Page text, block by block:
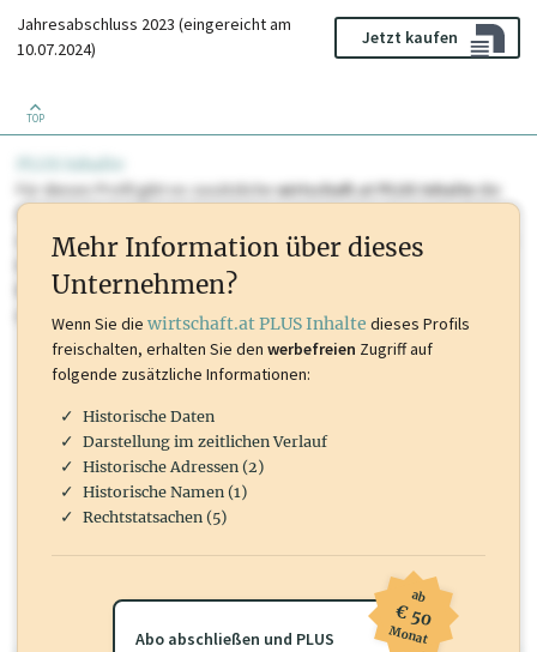
Jahresabschluss 2023 (eingereicht am
10.07.2024)
Jetzt kaufen
TOP
PLUS Inhalte
Für dieses Profil gibt es zusätzlichewirtschaft.at PLUS Inhaltedie
Sie momentan nicht einsehen können. Schalten Sie dieses Profil frei
oder loggen Sie sich ein um diese Inhalte zu sehen. wirtschaft.at PLUS
Marken, Patente, Rechtstatsachen, OTS-Aussendungen, und viele
mehr.
Mehr Information über dieses
Unternehmen?
Wenn Sie die wirtschaft.at PLUS Inhalte dieses Profils
freischalten, erhalten Sie den werbefreien Zugriff auf
folgende zusätzliche Informationen:
Historische Daten
Darstellung im zeitlichen Verlauf
Historische Adressen (2)
Historische Namen (1)
Rechtstatsachen (5)
Abo abschließen und PLUS
ab
€ 50
Monat